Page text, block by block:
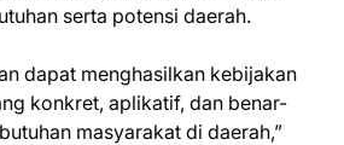
serta potensi daerah.
dapat menghasilkan kebijakan
konkret, aplikatif, dan benar-
masyarakat di daerah,”